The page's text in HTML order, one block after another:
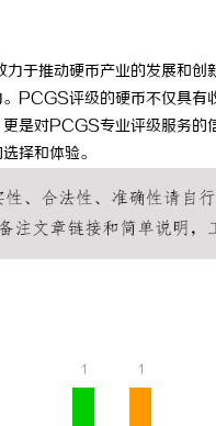
于推动硬币产业的发展和
PCGS评级的硬币不仅具
是对PCGS专业评级服务
择和体验。
1 1